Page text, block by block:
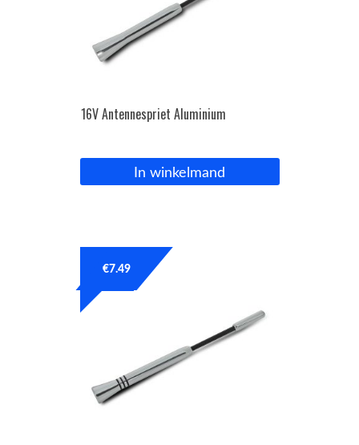
Bedrijfswagen parts
Inloggen / Registreren
16V Antennespriet Aluminium
In winkelmand
€7.49